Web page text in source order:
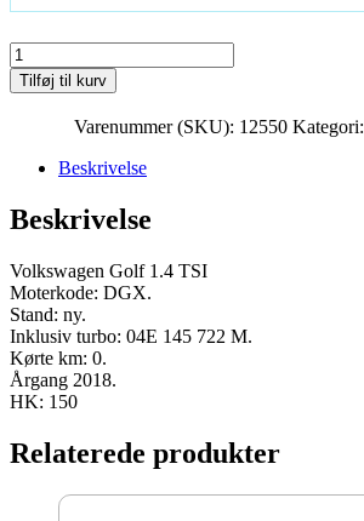
Volkswagen
Golf
1.4
HK
antal
Tilføj til kurv
Varenummer (SKU): 12550 Kategori:
Beskrivelse
Beskrivelse
Volkswagen Golf 1.4 TSI
Moterkode: DGX.
Stand: ny.
Inklusiv turbo: 04E 145 722 M.
Kørte km: 0.
Årgang 2018.
HK: 150
Relaterede produkter